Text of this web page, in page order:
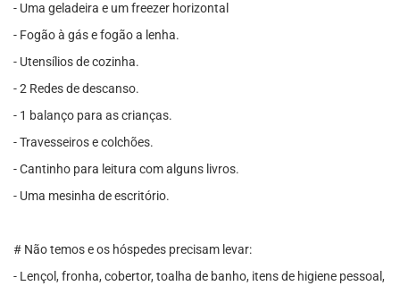
- Uma geladeira e um freezer horizontal
- Fogão à gás e fogão a lenha.
- Utensílios de cozinha.
- 2 Redes de descanso.
- 1 balanço para as crianças.
- Travesseiros e colchões.
- Cantinho para leitura com alguns livros.
- Uma mesinha de escritório.
# Não temos e os hóspedes precisam levar:
- Lençol, fronha, cobertor, toalha de banho, itens de higiene pessoal,